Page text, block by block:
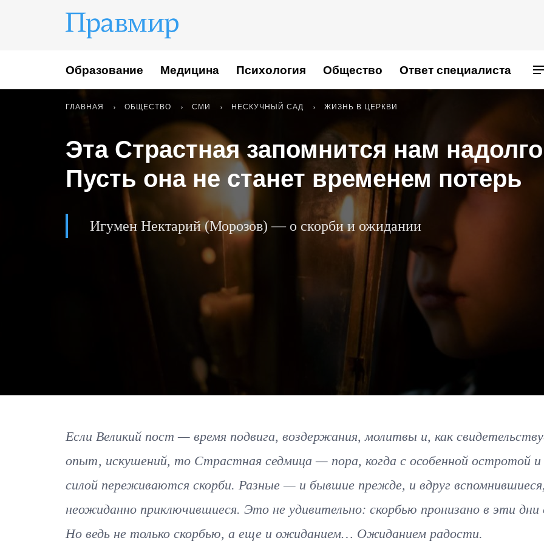
Образование Медицина Психология Общество Ответ специалиста
ГЛАВНАЯ ОБЩЕСТВО СМИ НЕСКУЧНЫЙ САД ЖИЗНЬ В ЦЕРКВИ
Эта Страстная запомнится нам
Пусть она не станет временем потерь
Игумен Нектарий (Морозов) — о скорби и ожидании
Если Великий пост — время подвига, воздержания, молитвы и, как
опыт, искушений, то Страстная седмица — пора, когда с особенной остротой и
силой переживаются скорби. Разные — и бывшие прежде, и вдруг
неожиданно приключившиеся. Это не удивительно: скорбью пронизано в эти дни
Но ведь не только скорбью, а еще и ожиданием… Ожиданием радости.